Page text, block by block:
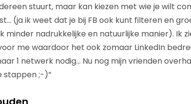
stuurt, maar kan kiezen met wie je wilt
(ja ik weet dat je bij FB ook kunt filteren en
minder nadrukkelijke en natuurlijke manier). Ik
me waardoor het ook zomaar LinkedIn
1 netwerk nodig… Nu nog mijn vrienden
stappen ;-)”